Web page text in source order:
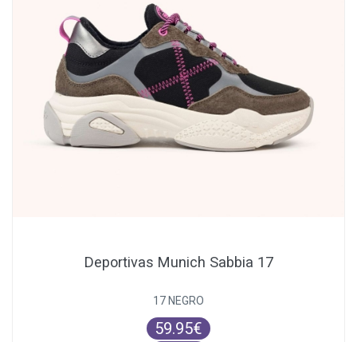
Deportivas Munich Sabbia 17
17 NEGRO
59.95€